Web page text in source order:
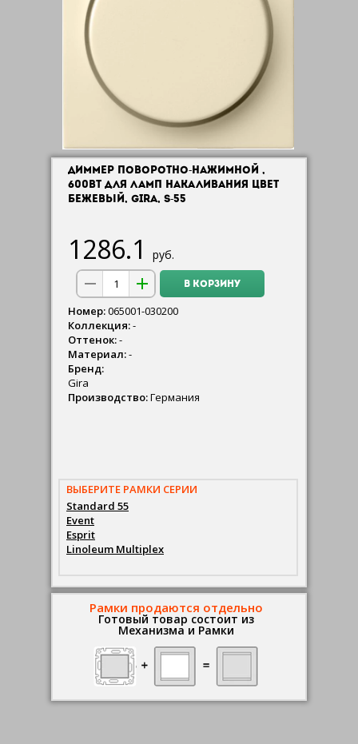
ДИММЕР ПОВОРОТНО-НАЖИМНОЙ ,
600ВТ ДЛЯ ЛАМП НАКАЛИВАНИЯ ЦВЕТ
БЕЖЕВЫЙ, GIRA, S-55
1286.1 руб.
В КОРЗИНУ
ВЫБЕРИТЕ РАМКИ СЕРИИ
Standard 55
Event
Esprit
Linoleum Multiplex
Номер:065001-030200
Коллекция:-
Оттенок:-
Материал:-
Бренд:
Gira
Производство:Германия
Рамки продаются отдельно
Готовый товар состоит из
Механизма и Рамки